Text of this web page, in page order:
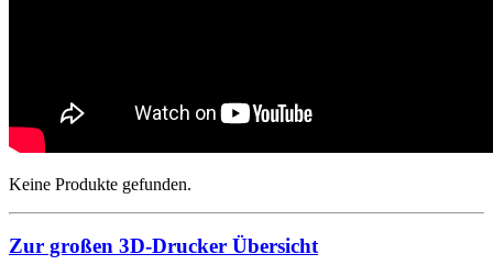
Keine Produkte gefunden.
Zur großen 3D-Drucker Übersicht